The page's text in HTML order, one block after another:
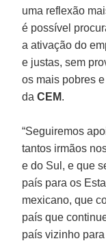
uma reflexão
é possível
a ativação do
e justas, sem
os mais pobres
daCEM.
“Seguiremos
tantos irmãos
e do Sul, e que
país para os
mexicano, que
país que
país vizinho